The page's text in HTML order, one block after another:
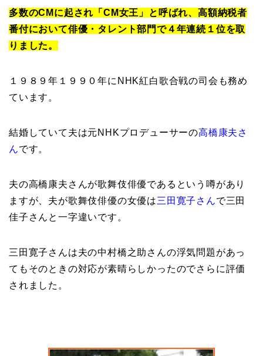
多数のCMに起され「CM女王」と呼ばれ、高額納税者
番付において俳優・タレント部門で４年連続１位を取
りました。
１９８９年１９９０年にNHK紅白歌合戦の司会も務め
ています。
結婚していて夫は元NHKプロデューサーの高橋康夫さ
んです。
夫の高橋康夫さんが歌舞伎俳優であるという噂があり
ますが、夫が歌舞伎俳優の女優は三田寛子さんで三田
佳子さんと一字違いです。
三田寛子さんは夫の中村橋之助さんの浮気問題があっ
てもそのときの対応が素晴らしかったのでさらに評価
されました。